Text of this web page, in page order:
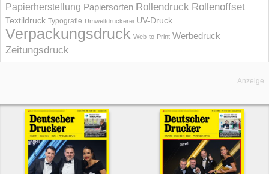
Papierherstellung Papiersorten Rollendruck Rollenoffset
Textildruck Typografie Umweltdruckerei UV-Druck
Verpackungsdruck Web-to-Print Werbedruck
Zeitungsdruck
Anzeige